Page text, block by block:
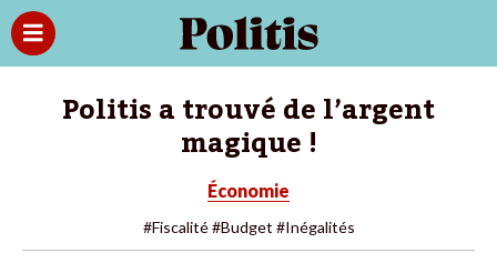
Politis a trouvé de l’argent
magique !
Économie
#Fiscalité #Budget #Inégalités